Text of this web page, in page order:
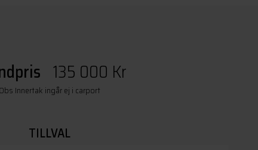
135 000 Kr
Obs Innertak ingår ej i carport
TILLVAL